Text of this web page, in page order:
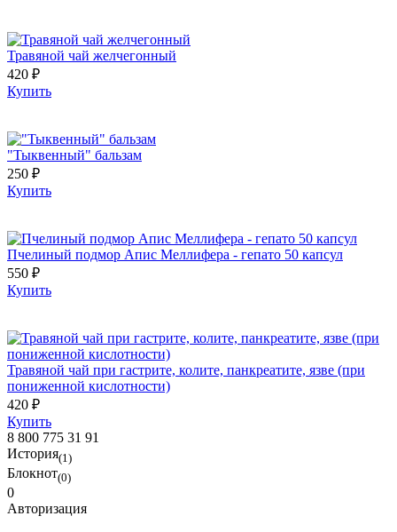
Травяной чай желчегонный
420 ₽
Купить
"Тыквенный" бальзам
250 ₽
Купить
Пчелиный подмор Апис Меллифера - гепато 50 капсул
550 ₽
Купить
Травяной чай при гастрите, колите, панкреатите, язве (при
пониженной кислотности)
420 ₽
Купить
8 800 775 31 91
История(1)
Блокнот(0)
0
Авторизация